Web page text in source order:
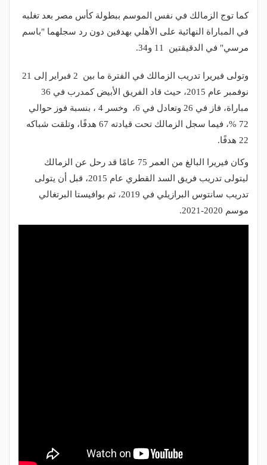
كما توج الزمالك في نفس الموسم ببطولة كأس مصر بعد تغلبه
في المباراة النهائية على الأهلي بهدفين دون رد سجلهما "باسم
مرسي" في الدقيقتين 11 و34.
وتولى فيريرا تدريب الزمالك في الفترة ما بين 2 فبراير إلى 21
نوفمبر عام 2015، حيث قاد الفريق الأبيض كمدرب في 36
مباراة، فاز في 26 وتعادل في 6، وخسر 4 ، بنسبة فوز حوالي
72 %، فيما سجل الزمالك تحت قيادته 67 هدفًا، وتلقت شباكه
22 هدفًا.
وكان فيريرا البالغ من العمر 75 عامًا قد رحل عن الزمالك
ليتولى تدريب فريق السد القطري عام 2015، قبل أن يتولى
تدريب سانتوس البرازيلي في 2019، ثم بوافيستا البرتغالي
موسم 2020-2021.